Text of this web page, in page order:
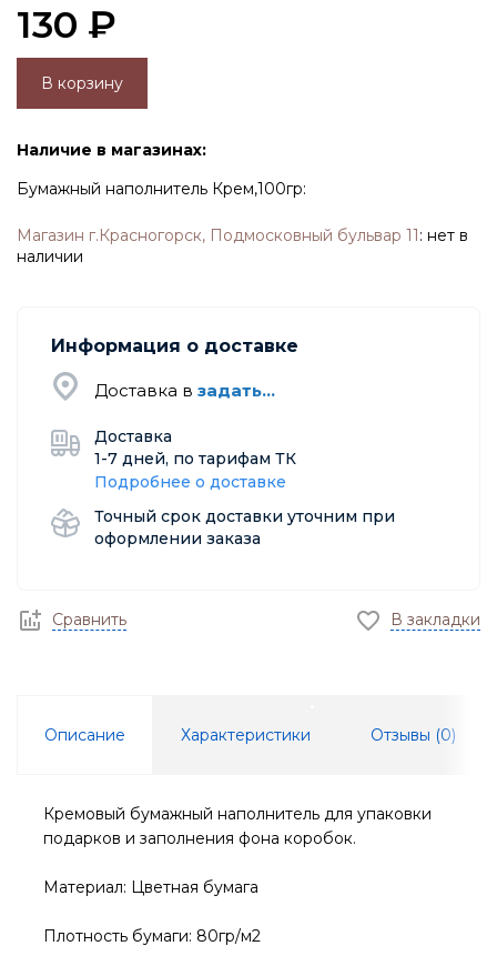
130 ₽
В корзину
Наличие в магазинах:
Бумажный наполнитель Крем,100гр:
Магазин г.Красногорск, Подмосковный бульвар 11: нет в
наличии
Информация о доставке
Доставка в задать...
Доставка
1-7 дней, по тарифам ТК
Подробнее о доставке
Точный срок доставки уточним при
оформлении заказа
Сравнить В закладки
Описание Характеристики Отзывы (0)
Кремовый бумажный наполнитель для упаковки
подарков и заполнения фона коробок.
Материал: Цветная бумага
Плотность бумаги: 80гр/м2